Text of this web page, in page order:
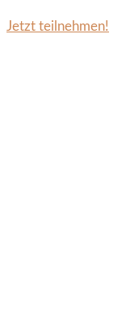
Jetzt teilnehmen!